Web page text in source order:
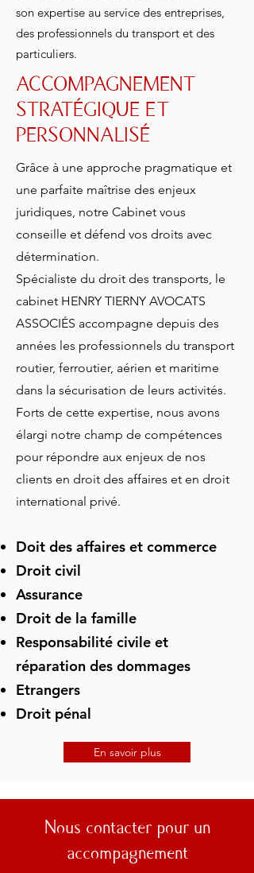
son expertise au service des entreprises,
des professionnels du transport et des
particuliers.
ACCOMPAGNEMENT
STRATÉGIQUE ET
PERSONNALISÉ
Grâce à une approche pragmatique et
une parfaite maîtrise des enjeux
juridiques, notre Cabinet vous
conseille et défend vos droits avec
détermination.
Spécialiste du droit des transports, le
cabinet HENRY TIERNY AVOCATS
ASSOCIÉS accompagne depuis des
années les professionnels du transport
routier, ferroutier, aérien et maritime
dans la sécurisation de leurs activités.
Forts de cette expertise, nous avons
élargi notre champ de compétences
pour répondre aux enjeux de nos
clients en droit des affaires et en droit
international privé.
Doit des affaires et commerce
Droit civil
Assurance
Droit de la famille
Responsabilité civile et
réparation des dommages
Etrangers
Droit pénal
En savoir plus
Nous contacter pour un
accompagnement